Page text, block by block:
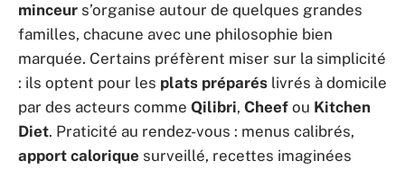
minceur s’organise autour de quelques grandes
familles, chacune avec une philosophie bien
marquée. Certains préfèrent miser sur la simplicité
: ils optent pour les plats préparés livrés à domicile
par des acteurs comme Qilibri, Cheef ou Kitchen
Diet. Praticité au rendez-vous : menus calibrés,
apport calorique surveillé, recettes imaginées